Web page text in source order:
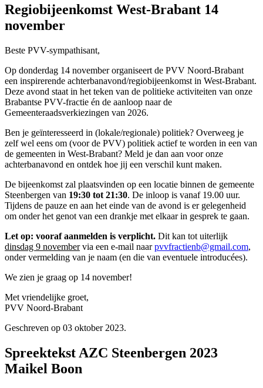
Regiobijeenkomst West-Brabant 14
november
Beste PVV-sympathisant,
Op donderdag 14 november organiseert de PVV Noord-Brabant
een inspirerende achterbanavond/regiobijeenkomst in West-Brabant.
Deze avond staat in het teken van de politieke activiteiten van onze
Brabantse PVV-fractie én de aanloop naar de
Gemeenteraadsverkiezingen van 2026.
Ben je geïnteresseerd in (lokale/regionale) politiek? Overweeg je
zelf wel eens om (voor de PVV) politiek actief te worden in een van
de gemeenten in West-Brabant? Meld je dan aan voor onze
achterbanavond en ontdek hoe jij een verschil kunt maken.
De bijeenkomst zal plaatsvinden op een locatie binnen de gemeente
Steenbergen van 19:30 tot 21:30. De inloop is vanaf 19.00 uur.
Tijdens de pauze en aan het einde van de avond is er gelegenheid
om onder het genot van een drankje met elkaar in gesprek te gaan.
Let op: vooraf aanmelden is verplicht. Dit kan tot uiterlijk
dinsdag 9 novembervia een e-mail naarpvvfractienb@gmail.com,
onder vermelding van je naam (en die van eventuele introducées).
We zien je graag op 14 november!
Met vriendelijke groet,
PVV Noord-Brabant
Geschreven op 03 oktober 2023.
Spreektekst AZC Steenbergen 2023
Maikel Boon